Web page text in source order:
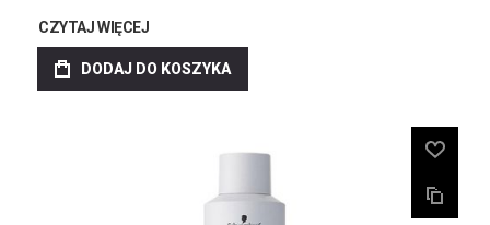
CZYTAJ WIĘCEJ
DODAJ DO KOSZYKA